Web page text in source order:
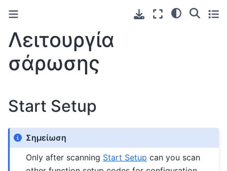
Λειτουργία
σάρωσης
Start Setup
Σημείωση
Only after scanning Start Setup can you scan